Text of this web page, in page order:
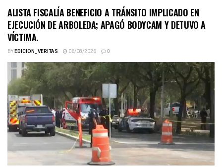
ALISTA FISCALÍA BENEFICIO A TRÁNSITO IMPLICADO EN
EJECUCIÓN DE ARBOLEDA; APAGÓ BODYCAM Y DETUVO A
VÍCTIMA.
BYEDICION_VERITAS 06/08/2026 0